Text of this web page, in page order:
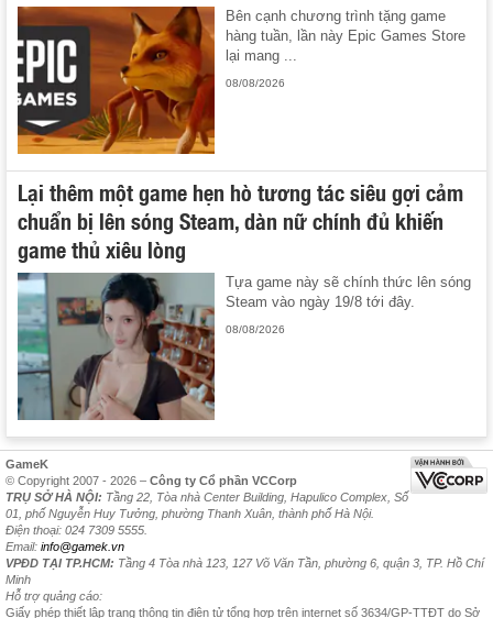
Bên cạnh chương trình tặng game
hàng tuần, lần này Epic Games Store
lại mang ...
08/08/2026
Lại thêm một game hẹn hò tương tác siêu gợi cảm
chuẩn bị lên sóng Steam, dàn nữ chính đủ khiến
game thủ xiêu lòng
Tựa game này sẽ chính thức lên sóng
Steam vào ngày 19/8 tới đây.
08/08/2026
GameK
© Copyright 2007 - 2026 – Công ty Cổ phần VCCorp
TRỤ SỞ HÀ NỘI: Tầng 22, Tòa nhà Center Building, Hapulico Complex, Số
01, phố Nguyễn Huy Tưởng, phường Thanh Xuân, thành phố Hà Nội.
Điện thoại: 024 7309 5555.
Email: info@gamek.vn
VPĐD TẠI TP.HCM: Tầng 4 Tòa nhà 123, 127 Võ Văn Tần, phường 6, quận 3, TP. Hồ Chí
Minh
Hỗ trợ quảng cáo:
Giấy phép thiết lập trang thông tin điện tử tổng hợp trên internet số 3634/GP-TTĐT do Sở